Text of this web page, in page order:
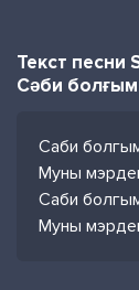
Текст песни
Сәби болғым
Саби
Муны
Саби
Муны